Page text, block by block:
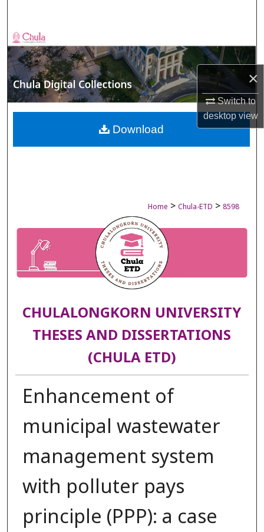
×
Switch to
desktopview
Browse Collections
My Account
About
Digital Commons Network™
Home > Chula-ETD > 8598
CHULALONGKORN UNIVERSITY
THESES AND DISSERTATIONS
(CHULA ETD)
Enhancement of
municipal wastewater
management system
with polluter pays
principle (PPP): a case
Download